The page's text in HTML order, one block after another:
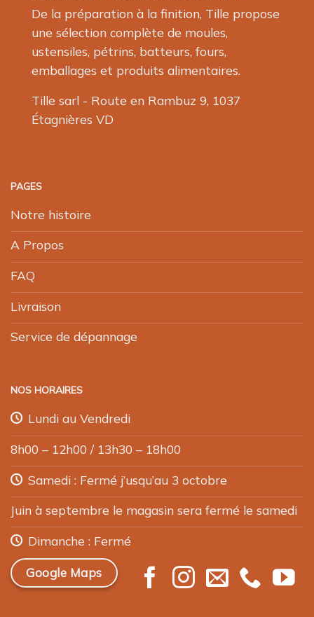
De la préparation à la finition, Tille propose
une sélection complète de moules,
ustensiles, pétrins, batteurs, fours,
emballages et produits alimentaires.
Tille sarl - Route en Rambuz 9, 1037
Étagnières VD
PAGES
Notre histoire
A Propos
FAQ
Livraison
Service de dépannage
NOS HORAIRES
Lundi au Vendredi
8h00 – 12h00 / 13h30 – 18h00
Samedi : Fermé j’usqu’au 3 octobre
Juin à septembre le magasin sera fermé le samedi
Dimanche : Fermé
Google Maps